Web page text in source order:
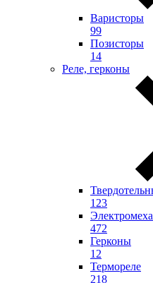
Варисторы
99
Позисторы
14
Реле, герконы
123
472
Герконы
12
Термореле
218